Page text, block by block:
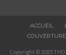
ACCUEIL
Copyright © 2025